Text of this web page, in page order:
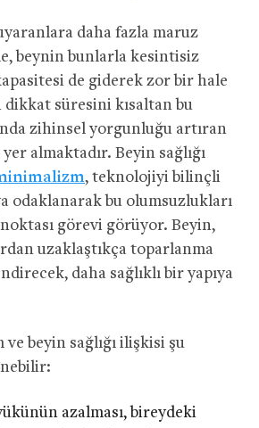
daha fazla maruz
beynin bunlarla kesintisiz
de giderek zor bir hale
süresini kısaltan bu
zihinsel yorgunluğu artıran
almaktadır. Beyin sağlığı
, teknolojiyi bilinçli
odaklanarak bu olumsuzlukları
görevi görüyor. Beyin,
uzaklaştıkça toparlanma
daha sağlıklı bir yapıya
beyin sağlığı ilişkisi şu
azalması, bireydeki